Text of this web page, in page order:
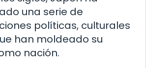
una serie de
políticas, culturales
han moldeado su
nación.